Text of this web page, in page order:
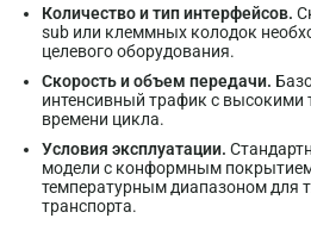
Количество и тип интерфейсов.
sub или клеммных колодок
целевого оборудования.
Скорость и объем передачи.
интенсивный трафик с высокими
времени цикла.
Условия эксплуатации.
модели с конформным
температурным диапазоном для
транспорта.